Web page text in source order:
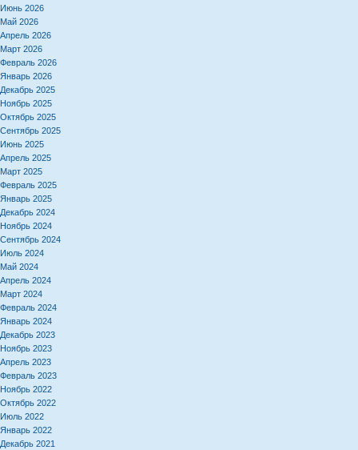
Июнь 2026
Май 2026
Апрель 2026
Март 2026
Февраль 2026
Январь 2026
Декабрь 2025
Ноябрь 2025
Октябрь 2025
Сентябрь 2025
Июнь 2025
Апрель 2025
Март 2025
Февраль 2025
Январь 2025
Декабрь 2024
Ноябрь 2024
Сентябрь 2024
Июль 2024
Май 2024
Апрель 2024
Март 2024
Февраль 2024
Январь 2024
Декабрь 2023
Ноябрь 2023
Апрель 2023
Февраль 2023
Ноябрь 2022
Октябрь 2022
Июль 2022
Январь 2022
Декабрь 2021